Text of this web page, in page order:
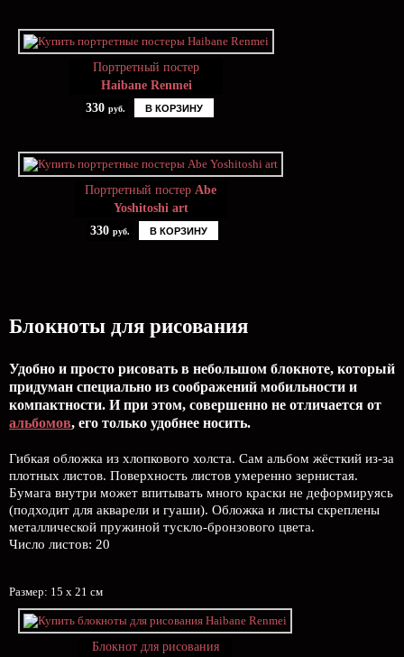
Портретный постер
Haibane Renmei
330 руб. В КОРЗИНУ
Портретный постер Abe
Yoshitoshi art
330 руб. В КОРЗИНУ
Блокноты для рисования
Удобно и просто рисовать в небольшом блокноте, который
придуман специально из соображений мобильности и
компактности. И при этом, совершенно не отличается от
альбомов, его только удобнее носить.
Гибкая обложка из хлопкового холста. Сам альбом жёсткий из-за
плотных листов. Поверхность листов умеренно зернистая.
Бумага внутри может впитывать много краски не деформируясь
(подходит для акварели и гуаши). Обложка и листы скреплены
металлической пружиной тускло-бронзового цвета.
Число листов: 20
Размер: 15 х 21 см
Блокнот для рисования